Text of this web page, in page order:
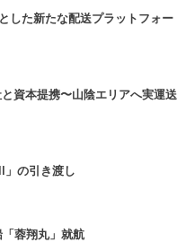
した新たな配送プラットフォー
資本提携〜山陰エリアへ実運送
」の引き渡し
蓉翔丸」就航